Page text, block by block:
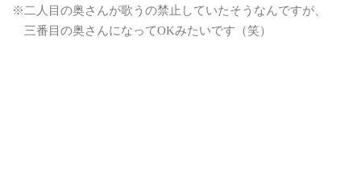
※二人目の奥さんが歌うの禁止していたそうなんですが、
三番目の奥さんになってOKみたいです（笑）